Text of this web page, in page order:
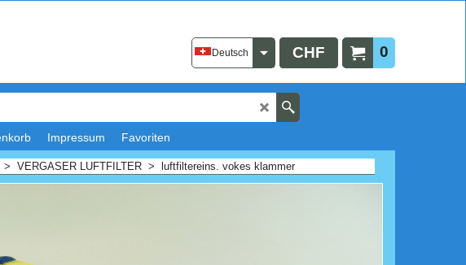
0
CHF
Deutsch
Impressum Favoriten
> VERGASER LUFTFILTER > luftfiltereins. vokes klammer